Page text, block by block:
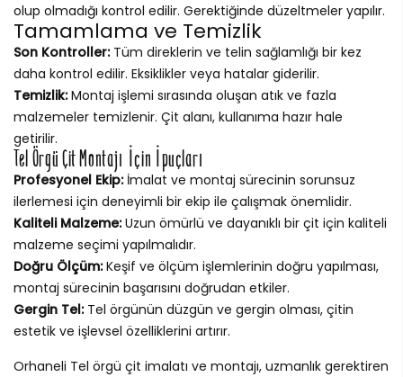
olup olmadığı kontrol edilir. Gerektiğinde düzeltmeler yapılır.
Tamamlama ve Temizlik
Son Kontroller:Tüm direklerin ve telin sağlamlığı bir kez
daha kontrol edilir. Eksiklikler veya hatalar giderilir.
Temizlik:Montaj işlemi sırasında oluşan atık ve fazla
malzemeler temizlenir. Çit alanı, kullanıma hazır hale
getirilir.
Tel Örgü Çit Montajı İçin İpuçları
Profesyonel Ekip:İmalat ve montaj sürecinin sorunsuz
ilerlemesi için deneyimli bir ekip ile çalışmak önemlidir.
Kaliteli Malzeme:Uzun ömürlü ve dayanıklı bir çit için kaliteli
malzeme seçimi yapılmalıdır.
Doğru Ölçüm:Keşif ve ölçüm işlemlerinin doğru yapılması,
montaj sürecinin başarısını doğrudan etkiler.
Gergin Tel:Tel örgünün düzgün ve gergin olması, çitin
estetik ve işlevsel özelliklerini artırır.
Orhaneli Tel örgü çit imalatı ve montajı, uzmanlık gerektiren